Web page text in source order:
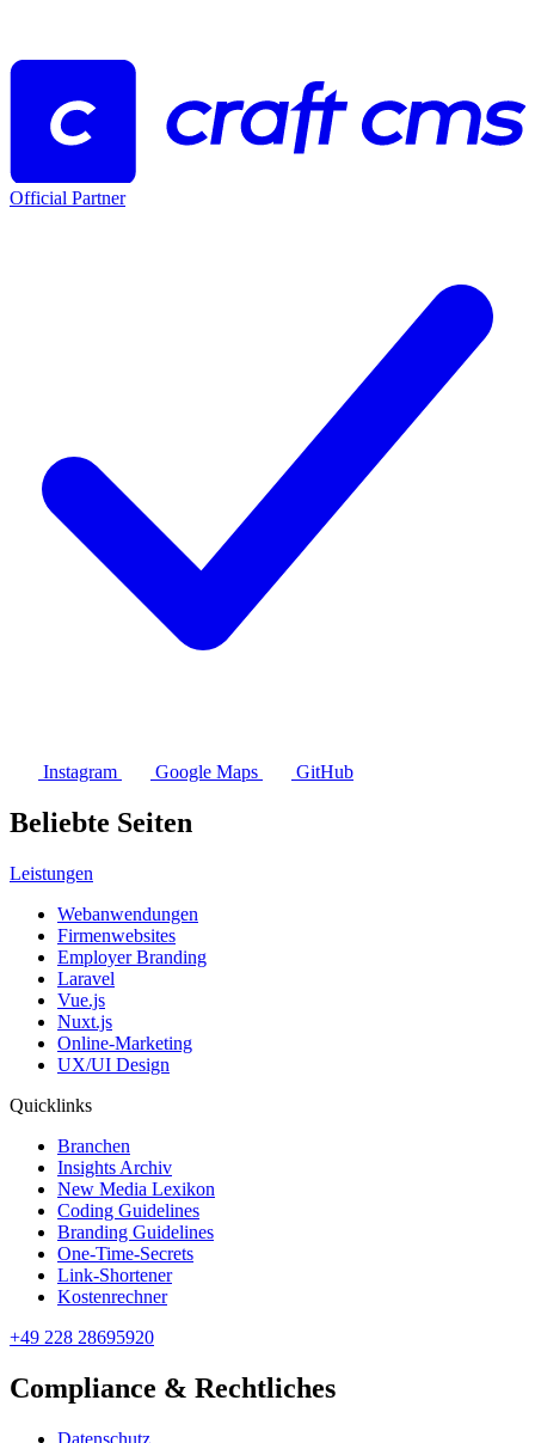
Official Partner
Instagram Google Maps GitHub
Beliebte Seiten
Leistungen
Webanwendungen
Firmenwebsites
Employer Branding
Laravel
Vue.js
Nuxt.js
Online-Marketing
UX/UI Design
Quicklinks
Branchen
Insights Archiv
New Media Lexikon
Coding Guidelines
Branding Guidelines
One-Time-Secrets
Link-Shortener
Kostenrechner
+49 228 28695920
Compliance & Rechtliches
Datenschutz